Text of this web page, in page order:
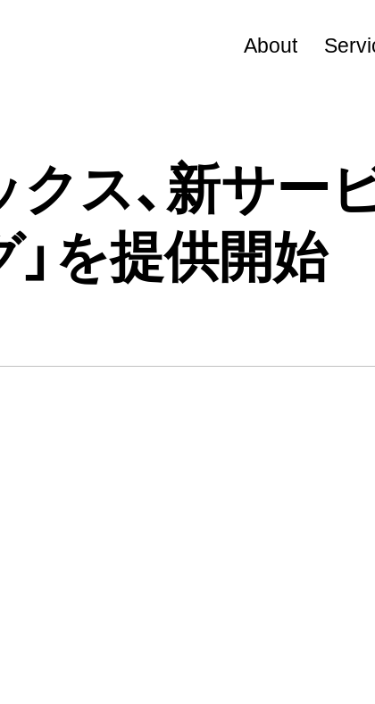
クス、新サー
を提供開始
会社概要
About